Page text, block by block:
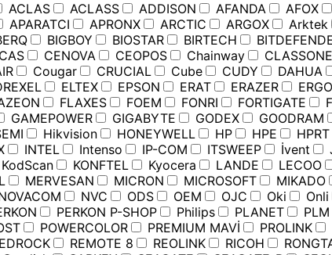
ACLAS ACLASS ADDISON AFANDA AFOX
APARATCI APRONX ARCTIC ARGOX Arktek
BIGBOY BIOSTAR BIRTECH
CAS CENOVA CEOPOS Chainway CLASSONE
Cougar CRUCIAL Cube CUDY DAHUA
ELTEX EPSON ERAT ERAZER
FLAXES FOEM FONRI FORTIGATE
GAMEPOWER GIGABYTE GODEX GOODRAM
Hikvision HONEYWELL HP HPE HPRT
INTEL Intenso IP-COM ITSWEEP İvent
KodScan KONFTEL Kyocera LANDE LECOO
MERVESAN MICRON MICROSOFT MIKADO
NVC ODS OEM OJC Oki Onli
PERKON P-SHOP Philips PLANET PLM
POWERCOLOR PREMIUM MAVİ PROLINK
REMOTE 8 REOLINK RICOH